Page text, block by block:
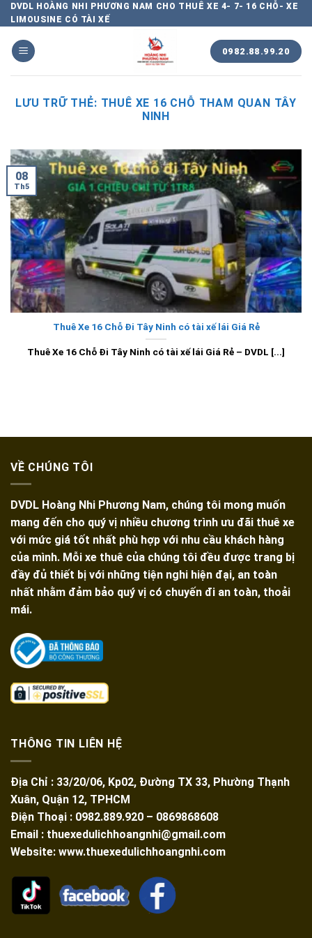
Chuyển
đến
nội
dung
DVDL HOÀNG NHI PHƯƠNG NAM CHO THUÊ XE 4- 7- 16 CHỖ- XE
LIMOUSINE CÓ TÀI XẾ
0982.88.99.20
LƯU TRỮ THẺ: THUÊ XE 16 CHỖ THAM QUAN TÂY
NINH
Thuê Xe 16 Chỗ Đi Tây Ninh có tài xế lái Giá Rẻ
Thuê Xe 16 Chỗ Đi Tây Ninh có tài xế lái Giá Rẻ – DVDL [...]
08
Th5
VỀ CHÚNG TÔI
DVDL Hoàng Nhi Phương Nam, chúng tôi mong muốn
mang đến cho quý vị nhiều chương trình ưu đãi thuê xe
với mức giá tốt nhất phù hợp với nhu cầu khách hàng
của mình. Mỗi xe thuê của chúng tôi đều được trang bị
đầy đủ thiết bị với những tiện nghi hiện đại, an toàn
nhất nhằm đảm bảo quý vị có chuyến đi an toàn, thoải
mái.
THÔNG TIN LIÊN HỆ
Địa Chỉ : 33/20/06, Kp02, Đường TX 33, Phường Thạnh
Xuân, Quận 12, TPHCM
Điện Thoại : 0982.889.920 – 0869868608
Email : thuexedulichhoangnhi@gmail.com
Website: www.thuexedulichhoangnhi.com